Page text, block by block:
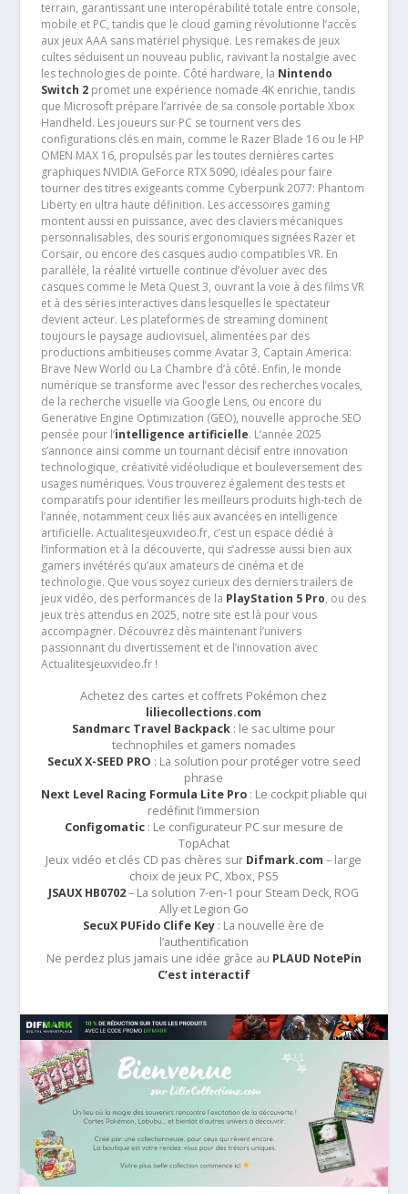
terrain, garantissant une interopérabilité totale entre console,
mobile et PC, tandis que le cloud gaming révolutionne l’accès
aux jeux AAA sans matériel physique. Les remakes de jeux
cultes séduisent un nouveau public, ravivant la nostalgie avec
les technologies de pointe. Côté hardware, la Nintendo
Switch 2promet une expérience nomade 4K enrichie, tandis
que Microsoft prépare l’arrivée de sa console portable Xbox
Handheld. Les joueurs sur PC se tournent vers des
configurations clés en main, comme le Razer Blade 16 ou le HP
OMEN MAX 16, propulsés par les toutes dernières cartes
graphiques NVIDIA GeForce RTX 5090, idéales pour faire
tourner des titres exigeants comme Cyberpunk 2077: Phantom
Liberty en ultra haute définition. Les accessoires gaming
montent aussi en puissance, avec des claviers mécaniques
personnalisables, des souris ergonomiques signées Razer et
Corsair, ou encore des casques audio compatibles VR. En
parallèle, la réalité virtuelle continue d’évoluer avec des
casques comme le Meta Quest 3, ouvrant la voie à des films VR
et à des séries interactives dans lesquelles le spectateur
devient acteur. Les plateformes de streaming dominent
toujours le paysage audiovisuel, alimentées par des
productions ambitieuses comme Avatar 3, Captain America:
Brave New World ou La Chambre d’à côté. Enfin, le monde
numérique se transforme avec l’essor des recherches vocales,
de la recherche visuelle via Google Lens, ou encore du
Generative Engine Optimization (GEO), nouvelle approche SEO
pensée pour l’intelligence artificielle. L’année 2025
s’annonce ainsi comme un tournant décisif entre innovation
technologique, créativité vidéoludique et bouleversement des
usages numériques. Vous trouverez également des tests et
comparatifs pour identifier les meilleurs produits high-tech de
l’année, notamment ceux liés aux avancées en intelligence
artificielle. Actualitesjeuxvideo.fr, c’est un espace dédié à
l’information et à la découverte, qui s’adresse aussi bien aux
gamers invétérés qu’aux amateurs de cinéma et de
technologie. Que vous soyez curieux des derniers trailers de
jeux vidéo, des performances de la PlayStation 5 Pro, ou des
jeux très attendus en 2025, notre site est là pour vous
accompagner. Découvrez dès maintenant l’univers
passionnant du divertissement et de l’innovation avec
Actualitesjeuxvideo.fr !
Achetez des cartes et coffrets Pokémon chez
liliecollections.com
Sandmarc Travel Backpack : le sac ultime pour
technophiles et gamers nomades
SecuX X-SEED PRO : La solution pour protéger votre seed
phrase
Next Level Racing Formula Lite Pro: Le cockpit pliable qui
redéfinit l’immersion
Configomatic: Le configurateur PC sur mesure de
TopAchat
Jeux vidéo et clés CD pas chères sur Difmark.com – large
choix de jeux PC, Xbox, PS5
JSAUX HB0702– La solution 7-en-1 pour Steam Deck, ROG
Ally et Legion Go
SecuX PUFido Clife Key : La nouvelle ère de
l’authentification
Ne perdez plus jamais une idée grâce au PLAUD NotePin
C’est interactif